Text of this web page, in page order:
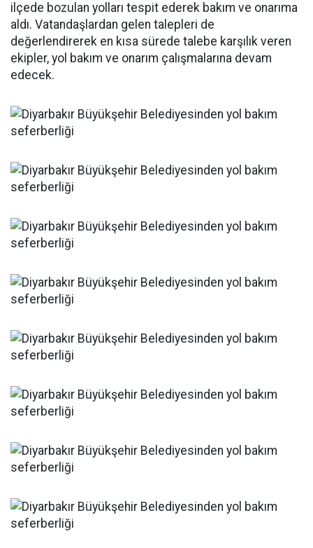
ilçede bozulan yolları tespit ederek bakım ve onarıma
aldı. Vatandaşlardan gelen talepleri de
değerlendirerek en kısa sürede talebe karşılık veren
ekipler, yol bakım ve onarım çalışmalarına devam
edecek.